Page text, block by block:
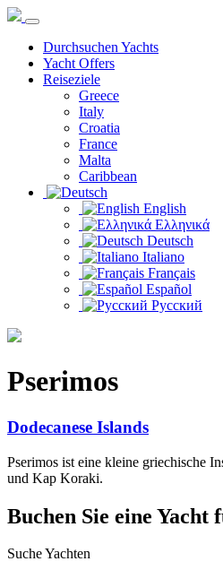
Durchsuchen Yachts
Yacht Offers
Reiseziele
Greece
Italy
Croatia
France
Malta
Caribbean
English
Ελληνικά
Deutsch
Italiano
Français
Español
Русский
Pserimos
Dodecanese Islands
Pserimos ist eine kleine griechische
und Kap Koraki.
Buchen Sie eine Yacht
Suche Yachten